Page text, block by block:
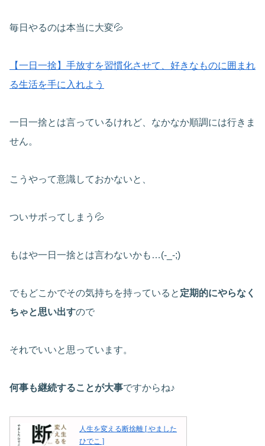
毎日やるのは本当に大変💦
【一日一捨】手放すを習慣化させて、好きなものに囲まれ
る生活を手に入れよう
一日一捨とは言っているけれど、なかなか順調には行きま
せん。
こうやって意識しておかないと、
ついサボってしまう💦
もはや一日一捨とは言わないかも…(-_-;)
でもどこかでその気持ちを持っていると 定期的にやらなく
ちゃと思い出すので
それでいいと思っています。
何事も継続することが大事ですからね♪
人生を変える断捨離 [ やました
ひでこ ]